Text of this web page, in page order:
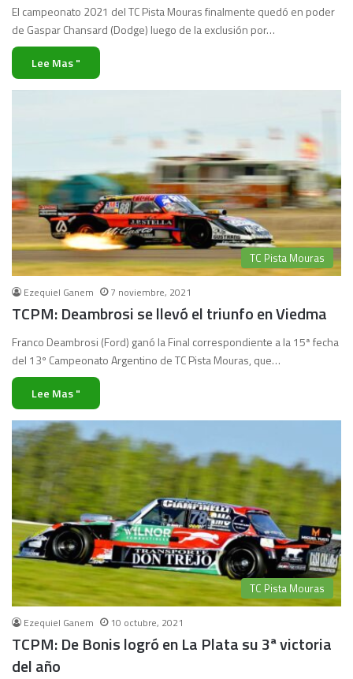
El campeonato 2021 del TC Pista Mouras finalmente quedó en poder
de Gaspar Chansard (Dodge) luego de la exclusión por…
Lee Mas "
TC Pista Mouras
Ezequiel Ganem 7 noviembre, 2021
TCPM: Deambrosi se llevó el triunfo en Viedma
Franco Deambrosi (Ford) ganó la Final correspondiente a la 15ª fecha
del 13º Campeonato Argentino de TC Pista Mouras, que…
Lee Mas "
TC Pista Mouras
Ezequiel Ganem 10 octubre, 2021
TCPM: De Bonis logró en La Plata su 3ª victoria
del año